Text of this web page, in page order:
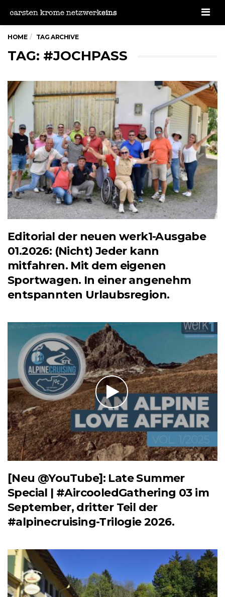
HOME TAG ARCHIVE
TAG: #JOCHPASS
Editorial der neuen werk1-Ausgabe
01.2026: (Nicht) Jeder kann
mitfahren. Mit dem eigenen
Sportwagen. In einer angenehm
entspannten Urlaubsregion.
[Neu @YouTube]: Late Summer
Special | #AircooledGathering 03 im
September, dritter Teil der
#alpinecruising-Trilogie 2026.